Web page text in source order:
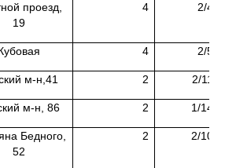
проезд,
19
4 2/4
4 2/5
м-н,41 2 2/11
м-н, 86 2 1/14
Бедного,
52
2 2/10